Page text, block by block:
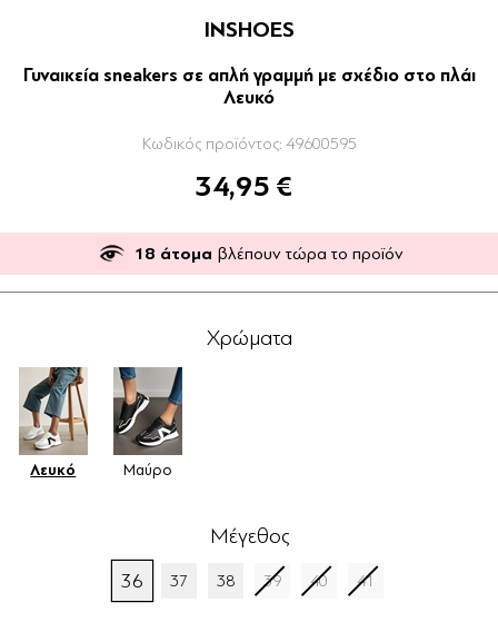
INSHOES
Γυναικεία sneakers σε απλή γραμμή με σχέδιο στο πλάι
Λευκό
Κωδικός προϊόντος: 49600595
34,95 €
18 άτομα βλέπουν τώρα το προϊόν
Χρώματα
Λευκό Μαύρο
Μέγεθος
36 37 38 39 40 41